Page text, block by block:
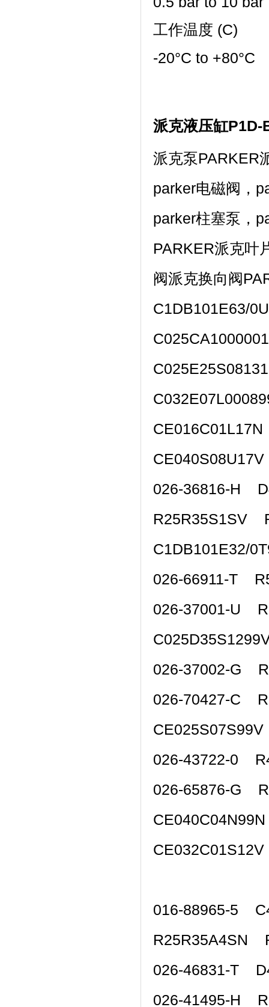
工作温度 (C)
-20°C to +80°C
派克液压缸P1D-
派克泵PARKER
parker电磁阀，
parker柱塞泵，
PARKER派克叶
阀派克换向阀
C1DB101E63/
026-36816-H
R25R35S1SV
C1DB101E32/
026-66911-T
026-37001-U
026-37002-G
026-70427-C
026-43722-0
026-65876-G
016-88965-5
R25R35A4SN
026-46831-T
026-41495-H